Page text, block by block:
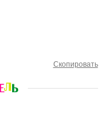
Скопировать